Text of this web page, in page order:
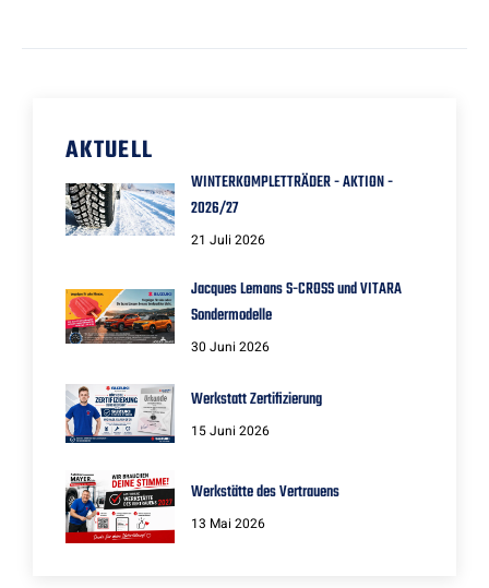
AKTUELL
WINTERKOMPLETTRÄDER - AKTION -
2026/27
21 Juli 2026
Jacques Lemans S-CROSS und VITARA
Sondermodelle
30 Juni 2026
Werkstatt Zertifizierung
15 Juni 2026
Werkstätte des Vertrauens
13 Mai 2026